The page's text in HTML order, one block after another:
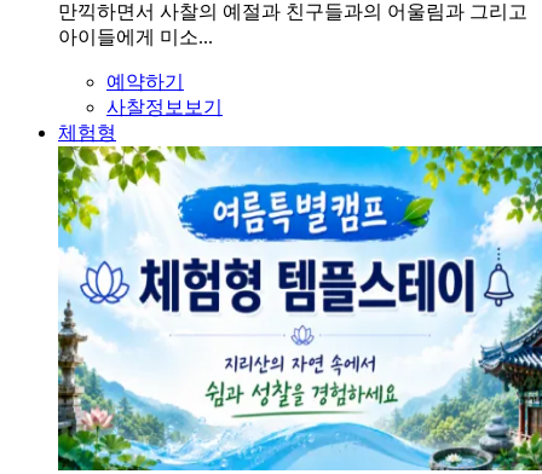
만끽하면서 사찰의 예절과 친구들과의 어울림과 그리고
아이들에게 미소...
예약하기
사찰정보보기
체험형